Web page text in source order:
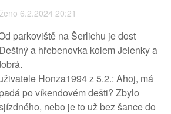
6.2.2024 20:21
parkoviště na Šerlichu je dost
a hřebenovka kolem Jelenky a
Honza1994 z 5.2.: Ahoj, má
po víkendovém dešti? Zbylo
nebo je to už bez šance do